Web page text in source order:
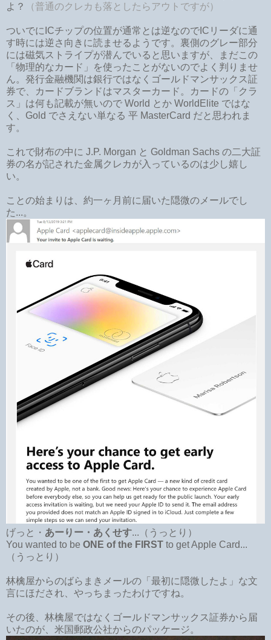
よ？
（普通のクレカも落としたらアウトですが）
ついでにICチップの位置が通常とは逆なのでICリーダに通
す時には逆さ向きに読ませるようです。裏側のグレー部分
には磁気ストライプが潜んでいると思いますが、まだこの
「物理的なカード」を使ったことがないのでよく判りませ
ん。発行金融機関は銀行ではなくゴールドマンサックス証
券で、カードブランドはマスターカード。カードの「クラ
ス」は何も記載が無いので World とか WorldElite ではな
く、Gold でさえない単なる 平 MasterCard だと思われま
す。
これで財布の中に J.P. Morgan と Goldman Sachs の二大証
券の名が記された金属クレカが入っているのは少し嬉し
い。
ことの始まりは、約一ヶ月前に届いた隠微のメールでし
た...。
げっと・ あーりー・あくせす...（うっとり）
You wanted to be ONE of the FIRST to get Apple Card...
（うっとり）
林檎屋からのばらまきメールの「最初に隠微したよ」な文
言にほだされ、やっちまったわけですね。
その後、林檎屋ではなくゴールドマンサックス証券から届
いたのが、米国郵政公社からのパッケージ。